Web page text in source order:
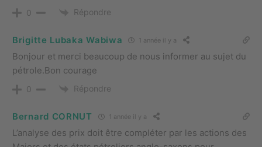
0 Répondre
Brigitte Lubaka Wabiwa 1 année il y a
Bonjour et merci beaucoup de nous informer au sujet du
pétrole.Bon courage
0 Répondre
Bernard CORNUT 1 année il y a
L’analyse des prix doit être compléter par les actions des